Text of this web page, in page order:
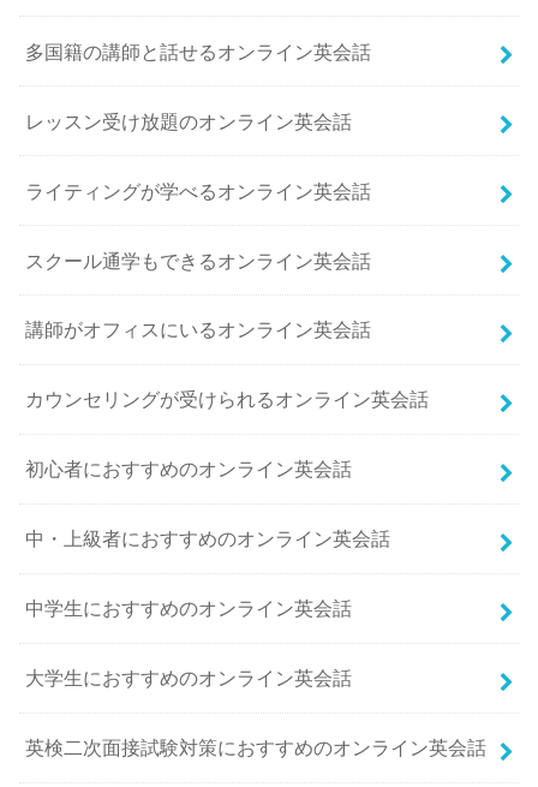
多国籍の講師と話せるオンライン英会話
レッスン受け放題のオンライン英会話
ライティングが学べるオンライン英会話
スクール通学もできるオンライン英会話
講師がオフィスにいるオンライン英会話
カウンセリングが受けられるオンライン英会話
初心者におすすめのオンライン英会話
中・上級者におすすめのオンライン英会話
中学生におすすめのオンライン英会話
大学生におすすめのオンライン英会話
英検二次面接試験対策におすすめのオンライン英会話